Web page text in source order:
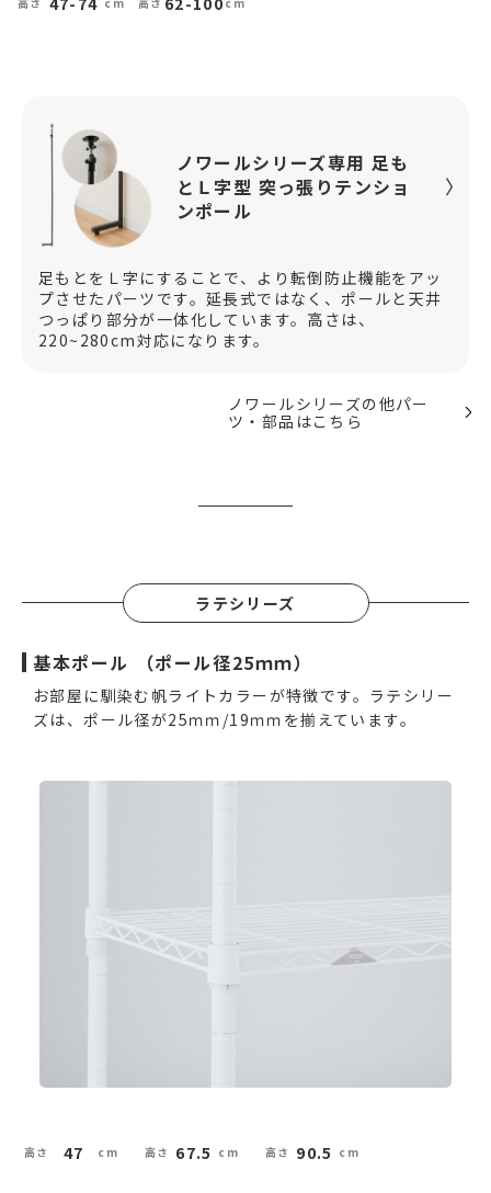
ノワールシリーズ専用 足も
とＬ字型 突っ張りテンショ
ンポール
足もとをＬ字にすることで、より転倒防止機能をアッ
プさせたパーツです。延長式ではなく、ポールと天井
つっぱり部分が一体化しています。高さは、
220~280cm対応になります。
ノワールシリーズの他パー
ツ・部品はこちら
ラテシリーズ
基本ポール （ポール径25ｍｍ）
お部屋に馴染む帆ライトカラーが特徴です。ラテシリー
ズは、ポール径が25ｍｍ/19ｍｍを揃えています。
47 67.5 90.5